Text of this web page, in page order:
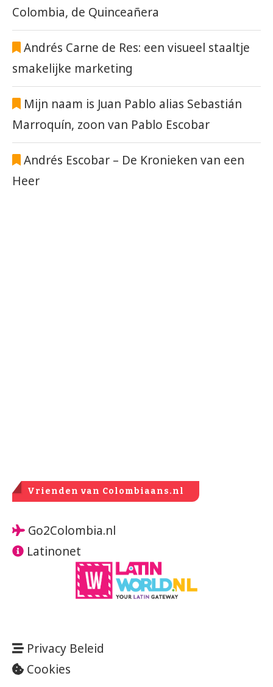
Colombia, de Quinceañera
Andrés Carne de Res: een visueel staaltje
smakelijke marketing
Mijn naam is Juan Pablo alias Sebastián
Marroquín, zoon van Pablo Escobar
Andrés Escobar – De Kronieken van een
Heer
Vrienden van Colombiaans.nl
Go2Colombia.nl
Latinonet
Privacy Beleid
Cookies